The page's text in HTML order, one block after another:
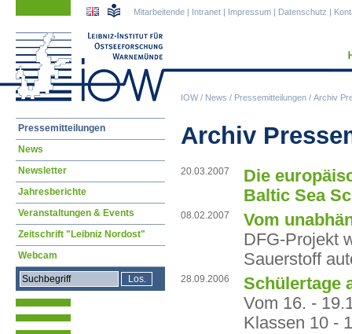
IOW/ News / Pressemitteilungen / Archiv
Mitarbeitende | Intranet | Impressum | Datenschutz |
Archiv
20.03.2007
Die
Baltic Sea
08.02.2007
Vom
DFG-Projekt
Sauerstoff
28.09.2006
Schülertage
Vom 16. -
Klassen 10 -
Navigation
Pressemitteilungen
News
Newsletter
Jahresberichte
Veranstaltungen & Events
Zeitschrift "Leibniz Nordost"
Webcam